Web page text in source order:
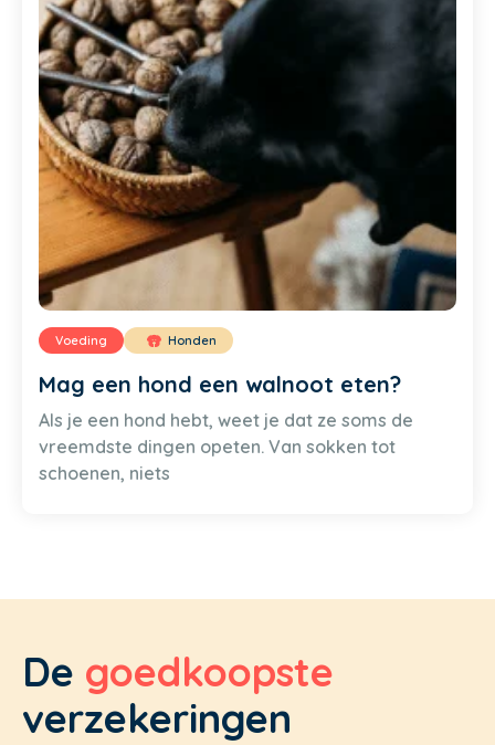
Voeding Honden
Mag een hond een walnoot eten?
Als je een hond hebt, weet je dat ze soms de
vreemdste dingen opeten. Van sokken tot
schoenen, niets
De goedkoopste
verzekeringen